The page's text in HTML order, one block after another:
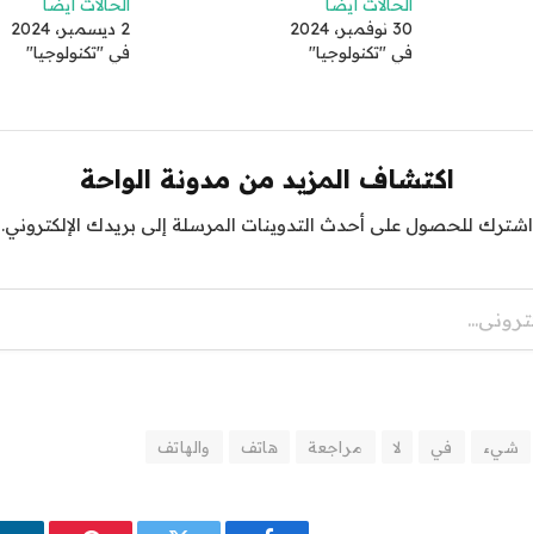
الحالات أيضًا
30 نوفمبر، 2024
في "تكنولوجيا"
الحالات أيضًا
2 ديسمبر، 2024
في "تكنولوجيا"
اكتشاف المزيد من مدونة الواحة
اشترك للحصول على أحدث التدوينات المرسلة إلى بريدك الإلكتروني.
شيء في لا مراجعة هاتف والهاتف